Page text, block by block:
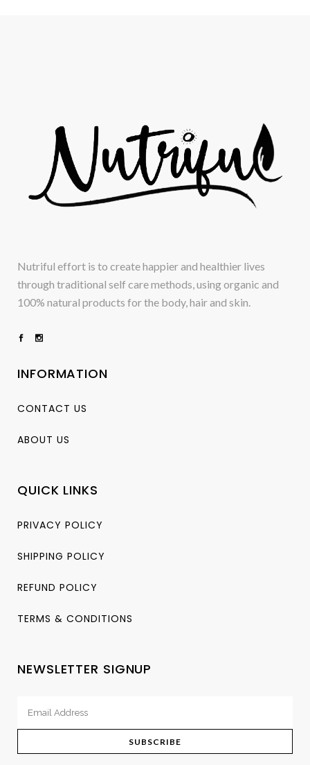
Nutriful effort is to create happier and healthier lives
through traditional self care methods, using organic and
100% natural products for the body, hair and skin.
INFORMATION
CONTACT US
ABOUT US
QUICK LINKS
PRIVACY POLICY
SHIPPING POLICY
REFUND POLICY
TERMS & CONDITIONS
NEWSLETTER SIGNUP